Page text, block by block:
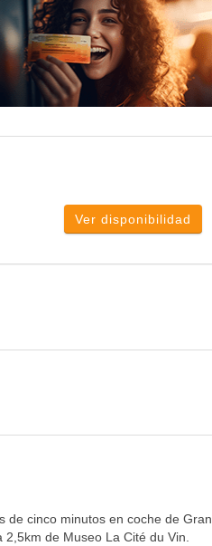
Ver disponibilidad
de cinco minutos en coche de Gran
de Museo La Cité du Vin.